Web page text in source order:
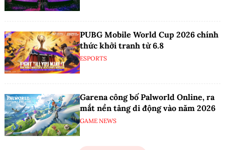
PUBG Mobile World Cup 2026 chính
thức khởi tranh từ 6.8
ESPORTS
Garena công bố Palworld Online, ra
mắt nền tảng di động vào năm 2026
GAME NEWS